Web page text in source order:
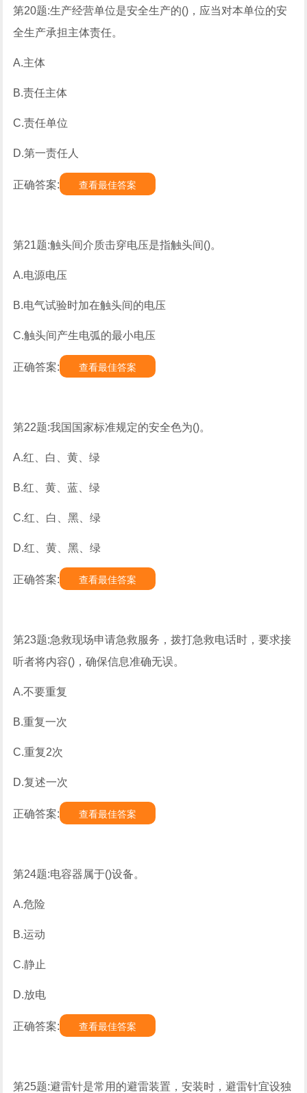
第20题:生产经营单位是安全生产的()，应当对本单位的安
全生产承担主体责任。
A.主体
B.责任主体
C.责任单位
D.第一责任人
正确答案: 查看最佳答案
第21题:触头间介质击穿电压是指触头间()。
A.电源电压
B.电气试验时加在触头间的电压
C.触头间产生电弧的最小电压
正确答案: 查看最佳答案
第22题:我国国家标准规定的安全色为()。
A.红、白、黄、绿
B.红、黄、蓝、绿
C.红、白、黑、绿
D.红、黄、黑、绿
正确答案: 查看最佳答案
第23题:急救现场申请急救服务，拨打急救电话时，要求接
听者将内容()，确保信息准确无误。
A.不要重复
B.重复一次
C.重复2次
D.复述一次
正确答案: 查看最佳答案
第24题:电容器属于()设备。
A.危险
B.运动
C.静止
D.放电
正确答案: 查看最佳答案
第25题:避雷针是常用的避雷装置，安装时，避雷针宜设独